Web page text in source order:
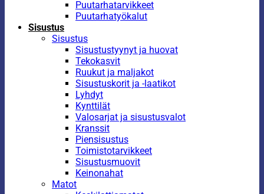
Puutarhatarvikkeet
Puutarhatyökalut
Sisustus
Sisustus
Sisustustyynyt ja huovat
Tekokasvit
Ruukut ja maljakot
Sisustuskorit ja -laatikot
Lyhdyt
Kynttilät
Valosarjat ja sisustusvalot
Kranssit
Piensisustus
Toimistotarvikkeet
Sisustusmuovit
Keinonahat
Matot